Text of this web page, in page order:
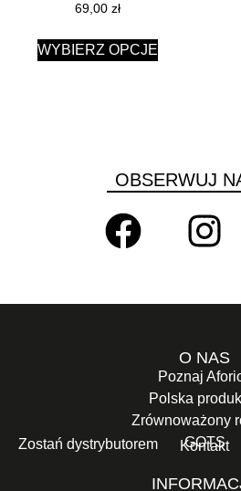
69,00 zł
WYBIERZ OPCJE
OBSERWUJ
O NAS
Poznaj
Polska
Zrównoważony
GOTS
Zostań dystrybutorem Kontakt